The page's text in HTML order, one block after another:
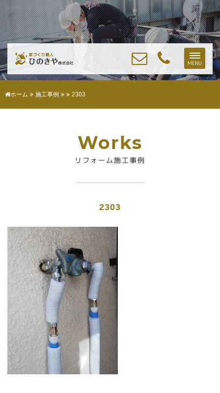
Toggle
MENU
ホーム 施工事例 2303
Works
リフォーム施工事例
2303